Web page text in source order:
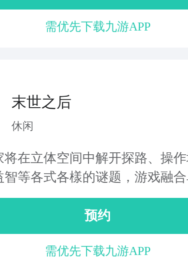
需优先下载九游APP
末世之后
休闲
在立体空间中解开探路、操
等各式各樣的谜题，游戏融
预约
需优先下载九游APP